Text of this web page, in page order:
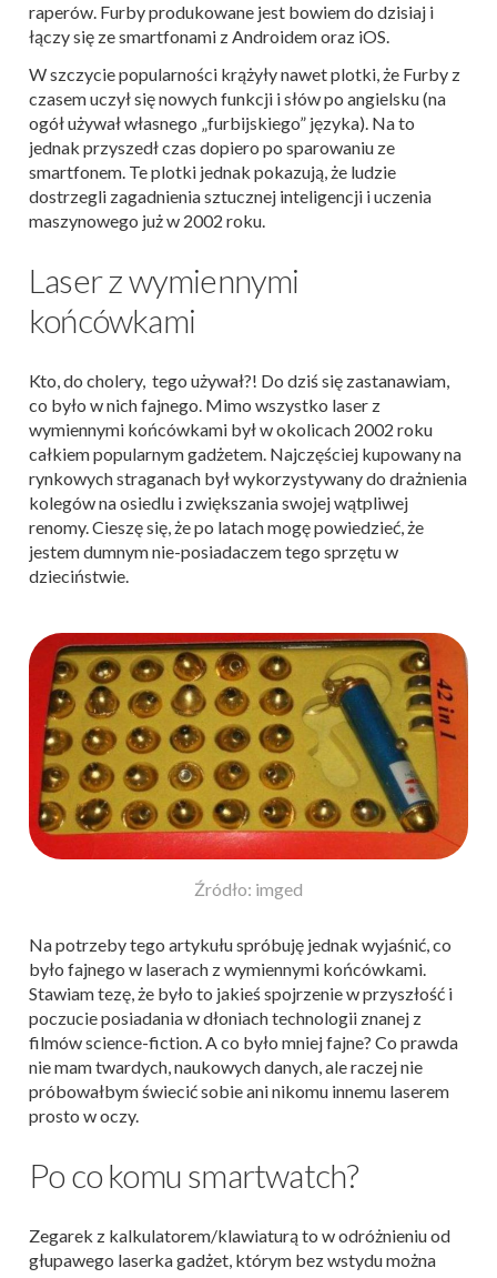
raperów. Furby produkowane jest bowiem do dzisiaj i
łączy się ze smartfonami z Androidem oraz iOS.
W szczycie popularności krążyły nawet plotki, że Furby z
czasem uczył się nowych funkcji i słów po angielsku (na
ogół używał własnego „furbijskiego” języka). Na to
jednak przyszedł czas dopiero po sparowaniu ze
smartfonem. Te plotki jednak pokazują, że ludzie
dostrzegli zagadnienia sztucznej inteligencji i uczenia
maszynowego już w 2002 roku.
Laser z wymiennymi
końcówkami
Kto, do cholery, tego używał?! Do dziś się zastanawiam,
co było w nich fajnego. Mimo wszystko laser z
wymiennymi końcówkami był w okolicach 2002 roku
całkiem popularnym gadżetem. Najczęściej kupowany na
rynkowych straganach był wykorzystywany do drażnienia
kolegów na osiedlu i zwiększania swojej wątpliwej
renomy. Cieszę się, że po latach mogę powiedzieć, że
jestem dumnym nie-posiadaczem tego sprzętu w
dzieciństwie.
Źródło: imged
Na potrzeby tego artykułu spróbuję jednak wyjaśnić, co
było fajnego w laserach z wymiennymi końcówkami.
Stawiam tezę, że było to jakieś spojrzenie w przyszłość i
poczucie posiadania w dłoniach technologii znanej z
filmów science-fiction. A co było mniej fajne? Co prawda
nie mam twardych, naukowych danych, ale raczej nie
próbowałbym świecić sobie ani nikomu innemu laserem
prosto w oczy.
Po co komu smartwatch?
Zegarek z kalkulatorem/klawiaturą to w odróżnieniu od
głupawego laserka gadżet, którym bez wstydu można